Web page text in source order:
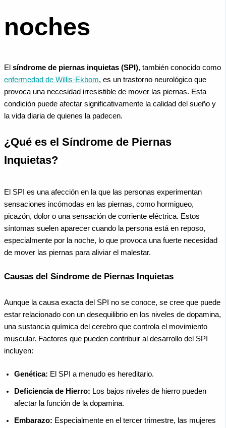
noches
El síndrome de piernas inquietas (SPI), también conocido como
enfermedad de Willis-Ekbom, es un trastorno neurológico que
provoca una necesidad irresistible de mover las piernas. Esta
condición puede afectar significativamente la calidad del sueño y
la vida diaria de quienes la padecen.
¿Qué es el Síndrome de Piernas
Inquietas?
El SPI es una afección en la que las personas experimentan
sensaciones incómodas en las piernas, como hormigueo,
picazón, dolor o una sensación de corriente eléctrica. Estos
síntomas suelen aparecer cuando la persona está en reposo,
especialmente por la noche, lo que provoca una fuerte necesidad
de mover las piernas para aliviar el malestar.
Causas del Síndrome de Piernas Inquietas
Aunque la causa exacta del SPI no se conoce, se cree que puede
estar relacionado con un desequilibrio en los niveles de dopamina,
una sustancia química del cerebro que controla el movimiento
muscular. Factores que pueden contribuir al desarrollo del SPI
incluyen:
Genética: El SPI a menudo es hereditario.
Deficiencia de Hierro: Los bajos niveles de hierro pueden
afectar la función de la dopamina.
Embarazo: Especialmente en el tercer trimestre, las mujeres